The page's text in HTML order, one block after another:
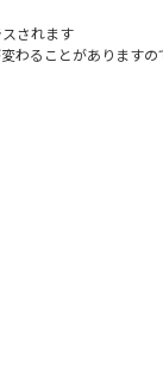
されます
わることがあります